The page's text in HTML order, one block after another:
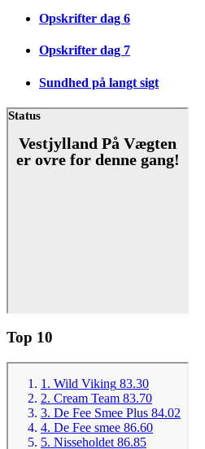
Opskrifter dag 6
Opskrifter dag 7
Sundhed på langt sigt
Top 10